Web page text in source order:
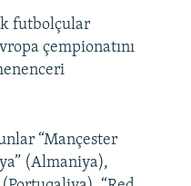
futbolçular
çempionatını
“Mançester
(Almaniya),